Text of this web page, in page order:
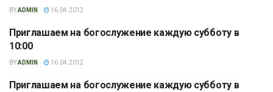
BYADMIN 16.04.2012
БАЛАКЛЕЯ
Приглашаем на богослужение каждую субботу в
10:00
BYADMIN 16.04.2012
АКИМОВКА
Приглашаем на богослужение каждую субботу в